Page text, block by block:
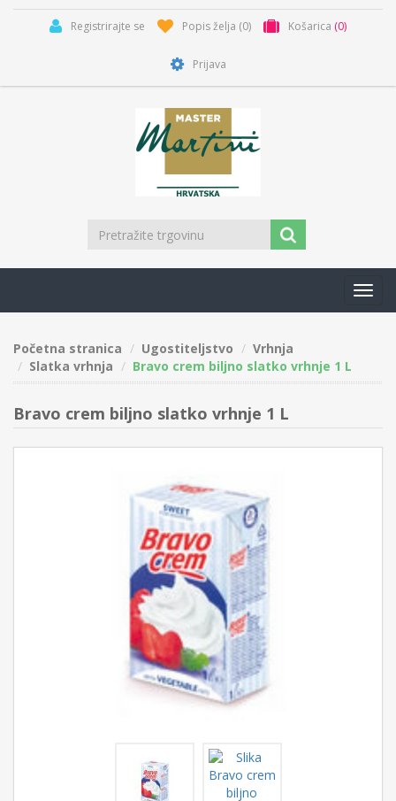
Registrirajte se Popis želja (0) Košarica (0)
Prijava
Početna stranica Ugostiteljstvo
Vrhnja
Slatka vrhnja
Bravo crem biljno slatko vrhnje 1 L
Bravo crem biljno slatko vrhnje 1 L